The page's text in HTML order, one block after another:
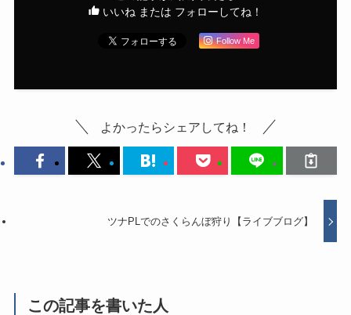
いいね または フォローしてね！
Follow Me
よかったらシェアしてね！
ツナPLでのさくらんぼ狩り【ライブブログ】
この記事を書いた人